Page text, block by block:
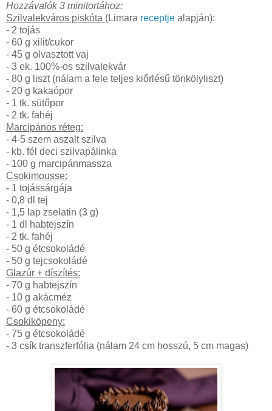
Hozzávalók 3 minitortához:
Szilvalekváros piskóta (Limara receptje alapján):
- 2 tojás
- 60 g xilit/cukor
- 45 g olvasztott vaj
- 3 ek. 100%-os szilvalekvár
- 80 g liszt (nálam a fele teljes kiőrlésű tönkölyliszt)
- 20 g kakaópor
- 1 tk. sütőpor
- 2 tk. fahéj
Marcipános réteg:
- 4-5 szem aszalt szilva
- kb. fél deci szilvapálinka
- 100 g marcipánmassza
Csokimousse:
- 1 tojássárgája
- 0,8 dl tej
- 1,5 lap zselatin (3 g)
- 1 dl habtejszín
- 2 tk. fahéj
- 50 g étcsokoládé
- 50 g tejcsokoládé
Glazúr + díszítés:
- 70 g habtejszín
- 10 g akácméz
- 60 g étcsokoládé
Csokiköpeny:
- 75 g étcsokoládé
- 3 csík transzferfólia (nálam 24 cm hosszú, 5 cm magas)